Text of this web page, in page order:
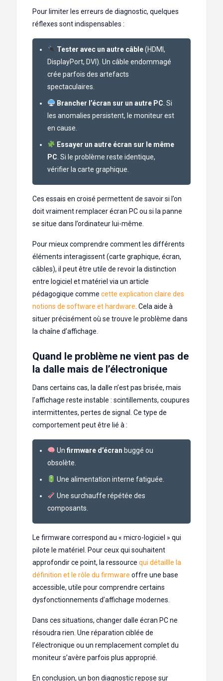
Pour limiter les erreurs de diagnostic, quelques
réflexes sont indispensables :
Tester avec un autre câble(HDMI,
DisplayPort, DVI). Un câble endommagé
crée parfois des artefacts
spectaculaires.
Brancher l’écran sur un autre PC . Si
les anomalies persistent, le moniteur est
en cause.
Essayer un autre écran sur le même
PC . Si le problème reste identique,
vérifier la carte graphique.
Ces essais en croisé permettent de savoir si l’on
doit vraiment remplacer écran PC ou si la panne
se situe dans l’ordinateur lui-même.
Pour mieux comprendre comment les différents
éléments interagissent (carte graphique, écran,
câbles), il peut être utile de revoir la distinction
entre logiciel et matériel via un article
pédagogique comme cette explication claire des
notions de software et hardware . Cela aide à
situer précisément où se trouve le problème dans
la chaîne d’affichage.
Quand le problème ne vient pas de
la dalle mais de l’électronique
Dans certains cas, la dalle n’est pas brisée, mais
l’affichage reste instable : scintillements, coupures
intermittentes, pertes de signal. Ce type de
comportement peut être lié à :
Un firmware d’écran buggé ou
obsolète.
Une alimentation interne fatiguée.
Une surchauffe répétée des
composants.
Le firmware correspond au « micro-logiciel » qui
pilote le matériel. Pour ceux qui souhaitent
approfondir ce point, la ressource qui détaillle la
définition et le rôle du firmware offre une base
accessible, utile pour comprendre certains
dysfonctionnements d’affichage modernes.
Dans ces situations, changer dalle écran PC ne
résoudra rien. Une réparation ciblée de
l’électronique ou un remplacement complet du
moniteur s’avère parfois plus approprié.
En conclusion, un bon diagnostic repose sur